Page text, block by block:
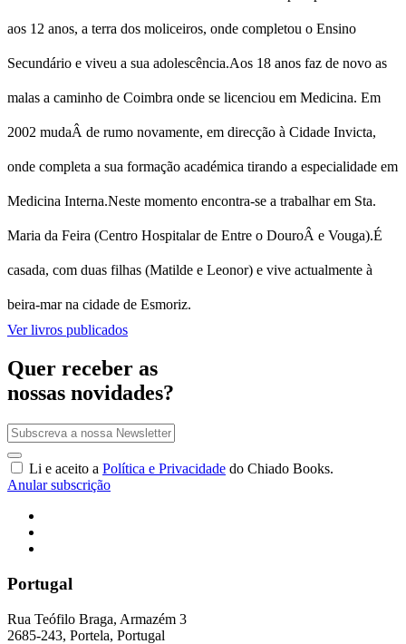
aos 12 anos, a terra dos moliceiros, onde completou o Ensino
Secundário e viveu a sua adolescência.Aos 18 anos faz de novo as
malas a caminho de Coimbra onde se licenciou em Medicina. Em
2002 mudaÂ de rumo novamente, em direcção à Cidade Invicta,
onde completa a sua formação académica tirando a especialidade em
Medicina Interna.Neste momento encontra-se a trabalhar em Sta.
Maria da Feira (Centro Hospitalar de Entre o DouroÂ e Vouga).É
casada, com duas filhas (Matilde e Leonor) e vive actualmente à
beira-mar na cidade de Esmoriz.
Ver livros publicados
Quer receber as
nossas novidades?
Li e aceito a Política e Privacidade do Chiado Books.
Anular subscrição
Portugal
Rua Teófilo Braga, Armazém 3
2685-243, Portela, Portugal